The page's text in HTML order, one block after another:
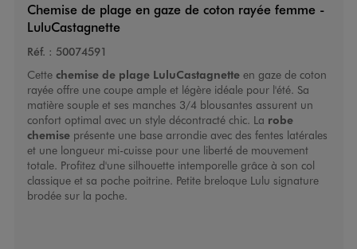
Chemise de plage en gaze de coton rayée femme -
LuluCastagnette
Réf. : 50074591
Cette chemise de plage LuluCastagnette en gaze de coton
rayée offre une coupe ample et légère idéale pour l'été. Sa
matière souple et ses manches 3/4 blousantes assurent un
confort optimal avec un style décontracté chic. La robe
chemiseprésente une base arrondie avec des fentes latérales
et une longueur mi-cuisse pour une liberté de mouvement
totale. Profitez d'une silhouette intemporelle grâce à son col
classique et sa poche poitrine. Petite breloque Lulu signature
brodée sur la poche.